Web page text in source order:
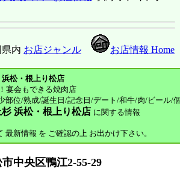
内 お店ジャンル お店情報 Home
松・根上り松店
宴会もできる焼肉店
部位/熟成/誕生日/記念日/デート/和牛/肉/ビール/
浜松・根上り松店 に関する情報
新情報 を ご確認の上 お出かけ下さい。
中央区鴨江2-55-29